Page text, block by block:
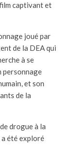
captivant et
joué par
de la DEA qui
à se
personnage
et son
de la
drogue à la
été exploré